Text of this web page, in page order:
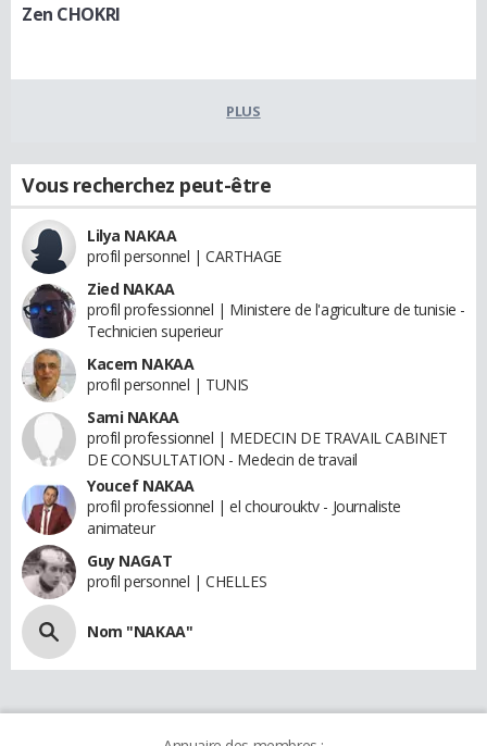
Zen CHOKRI
PLUS
Vous recherchez peut-être
Lilya NAKAA
profil personnel | CARTHAGE
Zied NAKAA
profil professionnel | Ministere de l'agriculture de tunisie -
Technicien superieur
Kacem NAKAA
profil personnel | TUNIS
Sami NAKAA
profil professionnel | MEDECIN DE TRAVAIL CABINET
DE CONSULTATION - Medecin de travail
Youcef NAKAA
profil professionnel | el chourouktv - Journaliste
animateur
Guy NAGAT
profil personnel | CHELLES
Nom "NAKAA"